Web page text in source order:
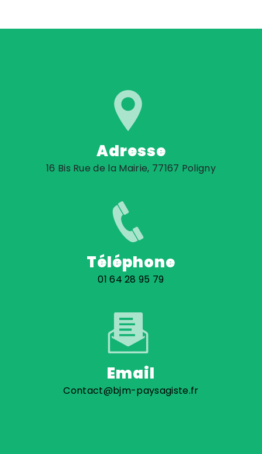
Adresse
16 Bis Rue de la Mairie, 77167 Poligny
Téléphone
01 64 28 95 79
Email
Contact@bjm-paysagiste.fr